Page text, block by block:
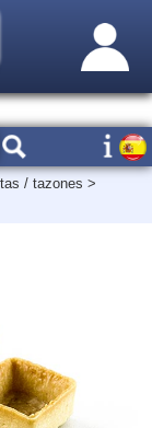
/ tazones >